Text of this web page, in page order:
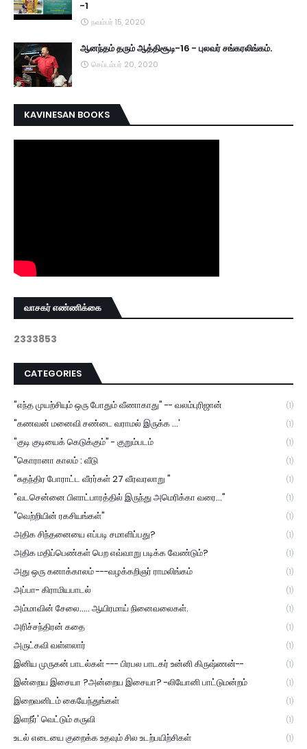
-1
நவம்பர் 15, 2020
ஆனந்தம் தரும் ஆத்திசூடி-16 - புலவர் சங்கரலிங்கம்.
செப்டம்பர் 20, 2020
KAVINESAN BOOKS
வாசகர் எண்ணிக்கை
2333853
CATEGORIES
"எந்த முயற்சியும் ஒரு போதும் வீணாகாது" -- வலம்புரிஜான் (1)
"கணவன் மனைவி சண்டை வராமல் இருக்க ...' (1)
"குடி குடியைக் கெடுக்கும்" - குறும்படம் (1)
"கொரானா காலம் : வீடு (1)
"சுதந்திர போராட்ட வீரர்கள் 27 வீரவரலாறு " (1)
"வடசென்னை பிளாட்பாரத்தில் இருந்து அமெரிக்கா வரை..." (1)
"வெற்றியின் ரகசியங்கள்" (1)
அதிக சிந்தனையை எப்படி சமாளிப்பது? (1)
அதிக மதிப்பெண்கள் பெற எவ்வாறு படிக்க வேண்டும்? (1)
அது ஒரு கனாக்காலம் ---வழக்கறிஞர் ராமலிங்கம் (1)
அப்பா- கிராமியபாடல் (1)
அம்மாவின் சேலை..... ஆயிரமாய் நினைவலைகள். (1)
அரிச்சந்திரன் கதை (1)
அருட்கவி வள்ளலார் (1)
இனிய முருகன் பாடல்கள் --- பிரபல பாடகர் உன்னி கிருஷ்ணன்-- (1)
இன்றைய இசையா ?அன்றைய இசையா? -லியோனி பாட்டுமன்றம் (1)
இறைவனிடம் கையேந்துங்கள் (1)
இளநீர்' வெட்டும் கருவி (1)
உடல் எடையை குறைக்க உதவும் சில உடற்பயிற்சிகள் (1)